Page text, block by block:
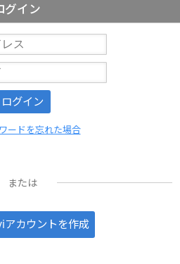
グイン
ログイン
ードを忘れた場合
または
アカウントを作成